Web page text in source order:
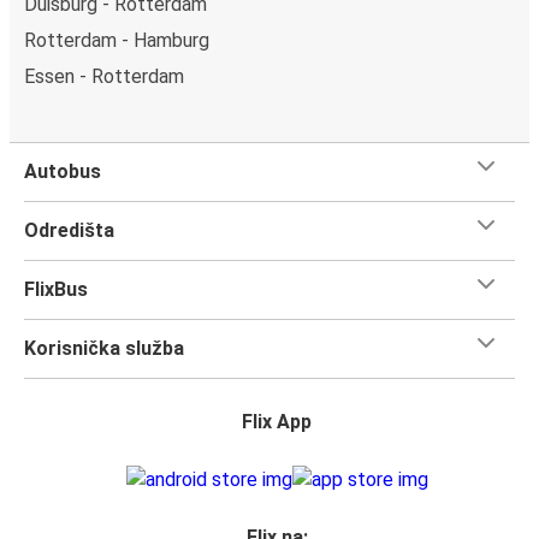
poslati e-poruke tijekom svog putovanja ili se želiš
opustiti i uživati u vožnji, mi ćemo se za to pobrinuti.
Rotterdam - Hamburg
Essen - Rotterdam
Autobus
Odredišta
FlixBus
Korisnička služba
Flix App